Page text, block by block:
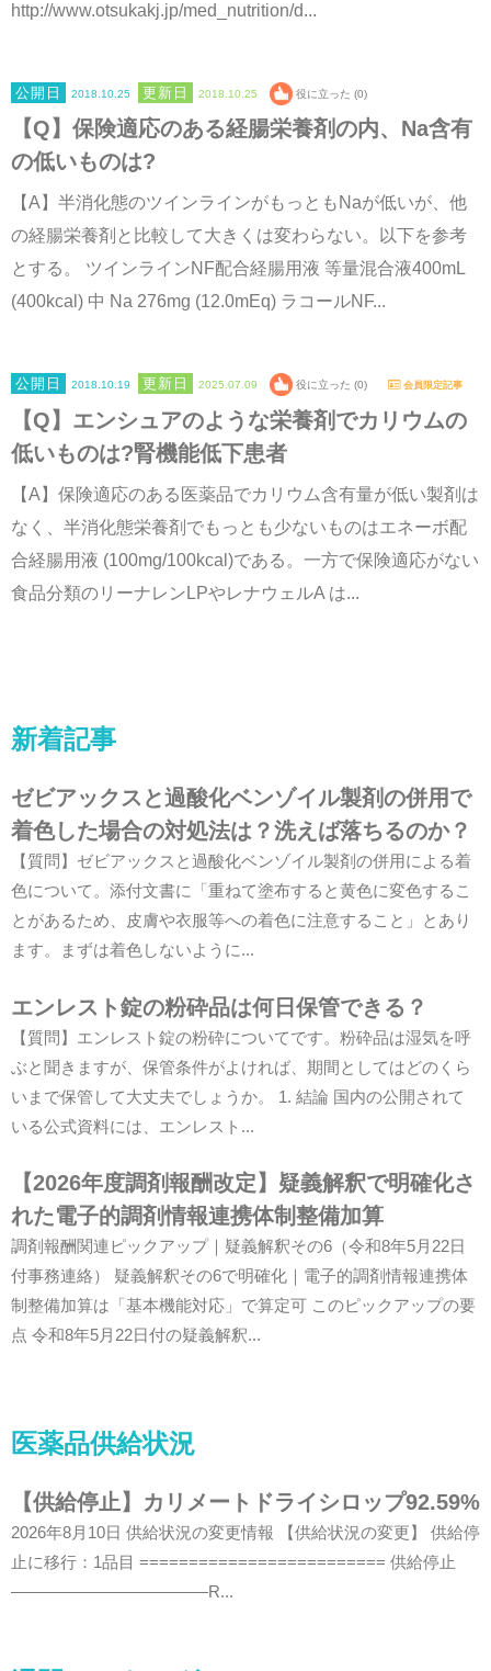
http://www.otsukakj.jp/med_nutrition/d...
2018.10.25 2018.10.25 役に立った (0)
【Q】保険適応のある経腸栄養剤の内、Na含有
の低いものは?
【A】半消化態のツインラインがもっともNaが低いが、他
の経腸栄養剤と比較して大きくは変わらない。以下を参考
とする。 ツインラインNF配合経腸用液 等量混合液400mL
(400kcal) 中 Na 276mg (12.0mEq) ラコールNF...
2018.10.19 2025.07.09 役に立った (0) 会員限定記事
【Q】エンシュアのような栄養剤でカリウムの
低いものは?腎機能低下患者
【A】保険適応のある医薬品でカリウム含有量が低い製剤は
なく、半消化態栄養剤でもっとも少ないものはエネーボ配
合経腸用液 (100mg/100kcal)である。一方で保険適応がない
食品分類のリーナレンLPやレナウェルA は...
新着記事
ゼビアックスと過酸化ベンゾイル製剤の併用で
着色した場合の対処法は？洗えば落ちるのか？
【質問】ゼビアックスと過酸化ベンゾイル製剤の併用による着
色について。添付文書に「重ねて塗布すると黄色に変色するこ
とがあるため、皮膚や衣服等への着色に注意すること」とあり
ます。まずは着色しないように...
エンレスト錠の粉砕品は何日保管できる？
【質問】エンレスト錠の粉砕についてです。粉砕品は湿気を呼
ぶと聞きますが、保管条件がよければ、期間としてはどのくら
いまで保管して大丈夫でしょうか。 1. 結論 国内の公開されて
いる公式資料には、エンレスト...
【2026年度調剤報酬改定】疑義解釈で明確化さ
れた電子的調剤情報連携体制整備加算
調剤報酬関連ピックアップ｜疑義解釈その6（令和8年5月22日
付事務連絡） 疑義解釈その6で明確化｜電子的調剤情報連携体
制整備加算は「基本機能対応」で算定可 このピックアップの要
点 令和8年5月22日付の疑義解釈...
医薬品供給状況
【供給停止】カリメートドライシロップ92.59%
2026年8月10日 供給状況の変更情報 【供給状況の変更】 供給停
止に移行：1品目 ========================= 供給停止
————————————R...